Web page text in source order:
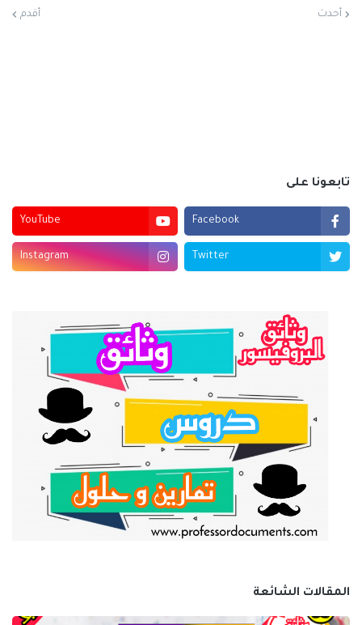
أحدث أقدم
تابعونا على
Facebook
YouTube
Twitter
Instagram
المقالات الشائعة